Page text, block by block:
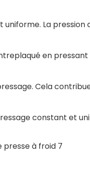
La pression
en pressant
Cela
constant et